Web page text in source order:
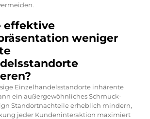
effektive
weniger
Einzelhandelsstandorte inhärente
ein außergewöhnliches Schmuck-
Standortnachteile erheblich mindern,
jeder Kundeninteraktion maximiert